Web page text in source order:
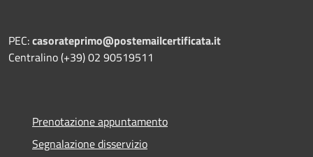
PEC:casorateprimo@postemailcertificata.it
Centralino (+39) 02 90519511
Prenotazione appuntamento
Segnalazione disservizio